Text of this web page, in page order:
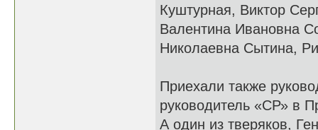
Куштурная, Виктор
Валентина Ивановна
Николаевна Сытина,
Приехали также
руководитель «СР» в
А один из тверяков,